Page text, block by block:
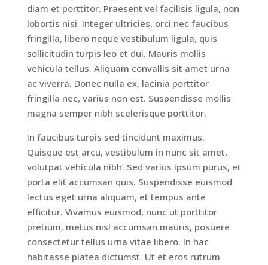
Home
Rooms
Book
A
Stay
diam et porttitor. Praesent vel facilisis ligula, non
lobortis nisi. Integer ultricies, orci nec faucibus
fringilla, libero neque vestibulum ligula, quis
sollicitudin turpis leo et dui. Mauris mollis
vehicula tellus. Aliquam convallis sit amet urna
ac viverra. Donec nulla ex, lacinia porttitor
fringilla nec, varius non est. Suspendisse mollis
magna semper nibh scelerisque porttitor.
In faucibus turpis sed tincidunt maximus.
Quisque est arcu, vestibulum in nunc sit amet,
volutpat vehicula nibh. Sed varius ipsum purus, et
porta elit accumsan quis. Suspendisse euismod
lectus eget urna aliquam, et tempus ante
efficitur. Vivamus euismod, nunc ut porttitor
pretium, metus nisl accumsan mauris, posuere
consectetur tellus urna vitae libero. In hac
habitasse platea dictumst. Ut et eros rutrum